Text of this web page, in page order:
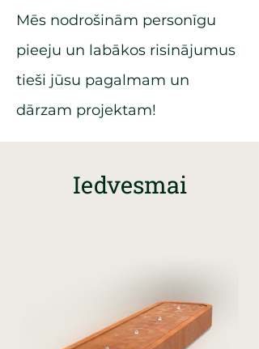
Mēs nodrošinām personīgu
pieeju un labākos risinājumus
tieši jūsu pagalmam un
dārzam projektam!
Iedvesmai